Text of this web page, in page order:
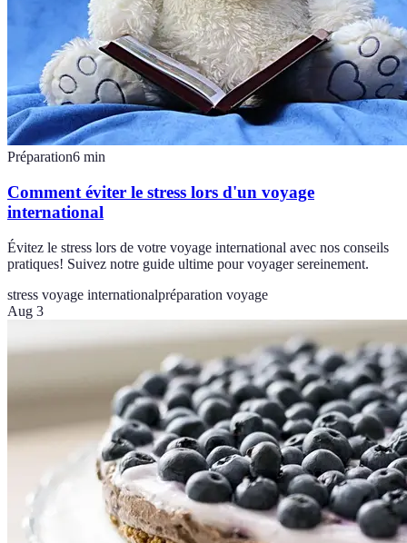
Préparation6 min
Comment éviter le stress lors d'un voyage
international
Évitez le stress lors de votre voyage international avec nos conseils
pratiques! Suivez notre guide ultime pour voyager sereinement.
stress voyage internationalpréparation voyage
Aug 3